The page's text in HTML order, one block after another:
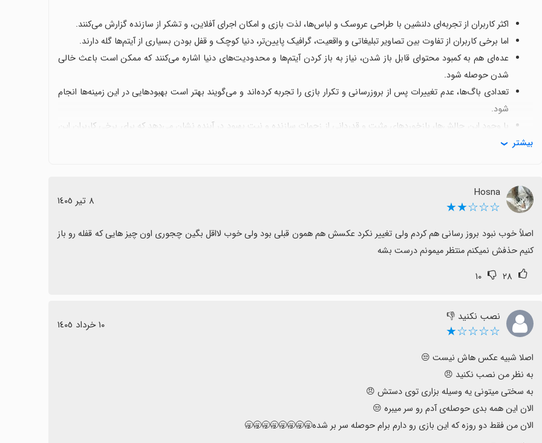
اکثر کاربران از تجربه‌ای دلنشین با طراحی عروسک و لباس‌ها، لذت بازی و امکان اجرای آفلاین، و تشکر از سازنده گزارش می‌کنند.
اما برخی کاربران از تفاوت بین تصاویر تبلیغاتی و واقعیت، گرافیک پایین‌تر، دنیا کوچک و قفل بودن بسیاری از آیتم‌ها گله دارند.
عده‌ای هم به کمبود محتوای قابل باز شدن، نیاز به باز کردن آیتم‌ها و محدودیت‌های دنیا اشاره می‌کنند که ممکن است باعث خالی
شدن حوصله شود.
تعدادی باگ‌ها، عدم تغییرات پس از بروزرسانی و تکرار بازی را تجربه کرده‌اند و می‌گویند بهتر است بهبودهایی در این زمینه‌ها انجام
شود.
با وجود این چالش‌ها، بازخوردهای مثبت و قدردانی از زحمات سازنده و نیت بهبود در آینده نشان می‌دهد که برای برخی کاربران این
بازی ارزشمند باقی می‌ماند. بیشتر
Hosna
☆☆☆★★ ٨ تیر ١٤٠٥
کنیم حذفش نمیکنم منتظر میمونم درست بشه
۲۸ ۱۰
نصب نکنید 👎
☆☆☆☆★ ١٠ خرداد ١٤٠٥
الان من فقط دو روزه که این بازی رو دارم برام حوصله سر بر شده🥱🥱🥱🥱🥱🥱🥱🥱